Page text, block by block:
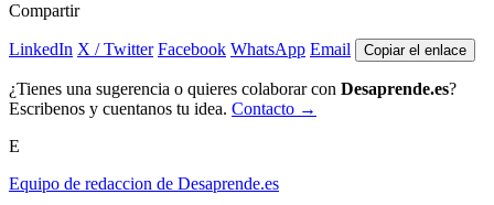
Compartir
LinkedIn X / Twitter Facebook WhatsApp Email Copiar el enlace
¿Tienes una sugerencia o quieres colaborar con Desaprende.es?
Escribenos y cuentanos tu idea. Contacto →
E
Equipo de redaccion de Desaprende.es